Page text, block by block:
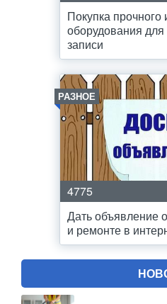
Покупка прочного
оборудования для
записи
РАЗНОЕ
4775
Дать объявление
и ремонте в